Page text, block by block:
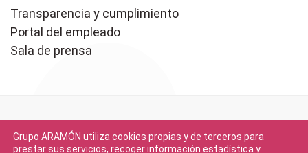
Transparencia y cumplimiento
Portal del empleado
Sala de prensa
Grupo ARAMÓN utiliza cookies propias y de terceros para
prestar sus servicios, recoger información estadística y